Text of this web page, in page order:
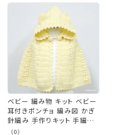
ベビー 編み物 キット ベビー
耳付きポンチョ 編み図 かぎ
針編み 手作りキット 手編み
子供 こども キッズ 手作り 手
（0）